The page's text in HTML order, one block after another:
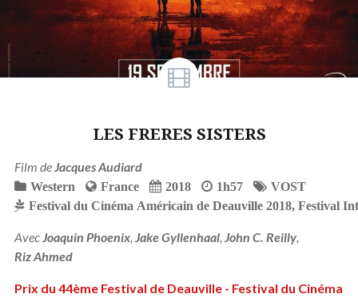
LES FRERES SISTERS
Film de Jacques Audiard
Western France 2018 1h57
VOST
Festival du Cinéma Américain de Deauville 2018, Festival
Avec Joaquin Phoenix, Jake Gyllenhaal, John C. Reilly,
Riz Ahmed
Prix du 44ème Festival de Deauville - Festival du Cinéma